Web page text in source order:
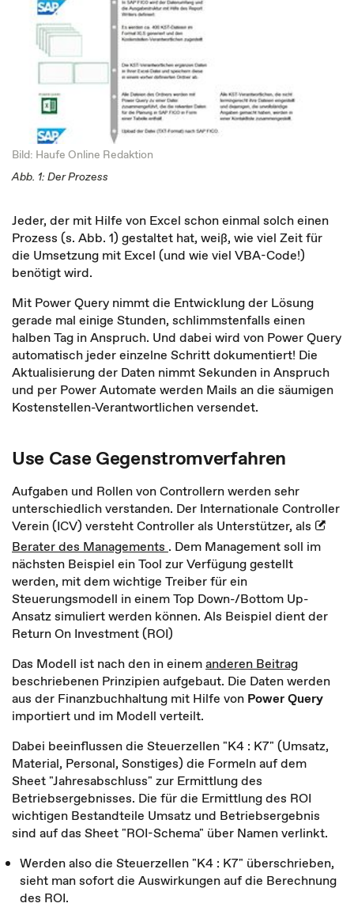
Bild: Haufe Online Redaktion
Abb. 1: Der Prozess
Jeder, der mit Hilfe von Excel schon einmal solch einen
Prozess (s. Abb. 1) gestaltet hat, weiß, wie viel Zeit für
die Umsetzung mit Excel (und wie viel VBA-Code!)
benötigt wird.
Mit Power Query nimmt die Entwicklung der Lösung
gerade mal einige Stunden, schlimmstenfalls einen
halben Tag in Anspruch. Und dabei wird von Power Query
automatisch jeder einzelne Schritt dokumentiert! Die
Aktualisierung der Daten nimmt Sekunden in Anspruch
und per Power Automate werden Mails an die säumigen
Kostenstellen-Verantwortlichen versendet.
Use Case Gegenstromverfahren
Aufgaben und Rollen von Controllern werden sehr
unterschiedlich verstanden. Der Internationale Controller
Verein (ICV) versteht Controller als Unterstützer, als
Berater des Managements . Dem Management soll im
nächsten Beispiel ein Tool zur Verfügung gestellt
werden, mit dem wichtige Treiber für ein
Steuerungsmodell in einem Top Down-/Bottom Up-
Ansatz simuliert werden können. Als Beispiel dient der
Return On Investment (ROI)
Das Modell ist nach den in einemanderen Beitrag
beschriebenen Prinzipien aufgebaut. Die Daten werden
aus der Finanzbuchhaltung mit Hilfe von Power Query
importiert und im Modell verteilt.
Dabei beeinflussen die Steuerzellen "K4 : K7" (Umsatz,
Material, Personal, Sonstiges) die Formeln auf dem
Sheet "Jahresabschluss" zur Ermittlung des
Betriebsergebnisses. Die für die Ermittlung des ROI
wichtigen Bestandteile Umsatz und Betriebsergebnis
sind auf das Sheet "ROI-Schema" über Namen verlinkt.
Werden also die Steuerzellen "K4 : K7" überschrieben,
sieht man sofort die Auswirkungen auf die Berechnung
des ROI.